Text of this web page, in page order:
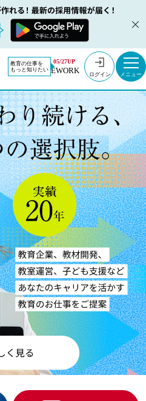
教育の仕事を
もっと知りたい
05/27UP
EWORK ログイン